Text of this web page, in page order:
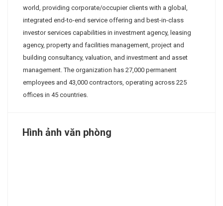
world, providing corporate/occupier clients with a global,
integrated end-to-end service offering and best-in-class
investor services capabilities in investment agency, leasing
agency, property and facilities management, project and
building consultancy, valuation, and investment and asset
management. The organization has 27,000 permanent
employees and 43,000 contractors, operating across 225
offices in 45 countries.
Hình ảnh văn phòng